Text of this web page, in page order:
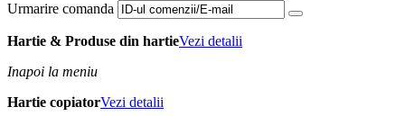
Urmarire comanda
Hartie & Produse din hartieVezi detalii
Inapoi la meniu
Hartie copiatorVezi detalii